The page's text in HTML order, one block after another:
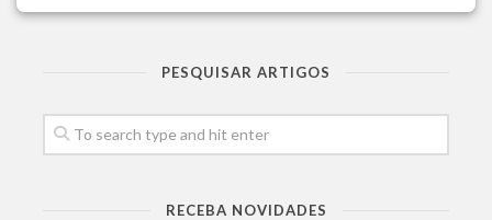
PESQUISAR ARTIGOS
RECEBA NOVIDADES